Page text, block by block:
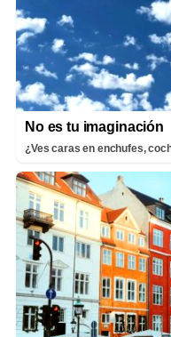
No es tu imaginación
¿Ves caras en enchufes,